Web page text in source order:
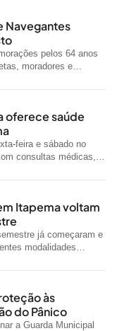
Navegantes
pelos 64 anos
moradores e
oferece saúde
feira e sábado no
consultas médicas,
Itapema voltam
já começaram e
modalidades
às
do Pânico
a Guarda Municipal